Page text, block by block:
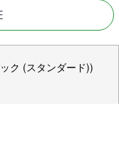
ク (スタンダード))